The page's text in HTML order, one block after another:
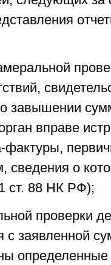
завышении
вправе
фактуры,
сведения о
ст. 88 НК РФ);
проверки
с заявленной
определенные